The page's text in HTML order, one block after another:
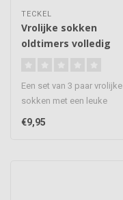
TECKEL
Vrolijke sokken
oldtimers volledig
Een set van 3 paar vrolijke
sokken met een leuke
oldtimers print, de sokken
om j..
€9,95